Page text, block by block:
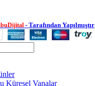
- Tarafından Yapılmıştır
Küresel Vanalar